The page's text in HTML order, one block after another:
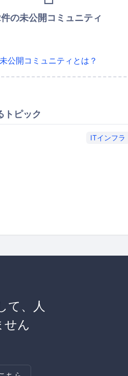
の未公開コミュニティ
未公開コミュニティとは？
トピック
ITインフラ
て、人
せん